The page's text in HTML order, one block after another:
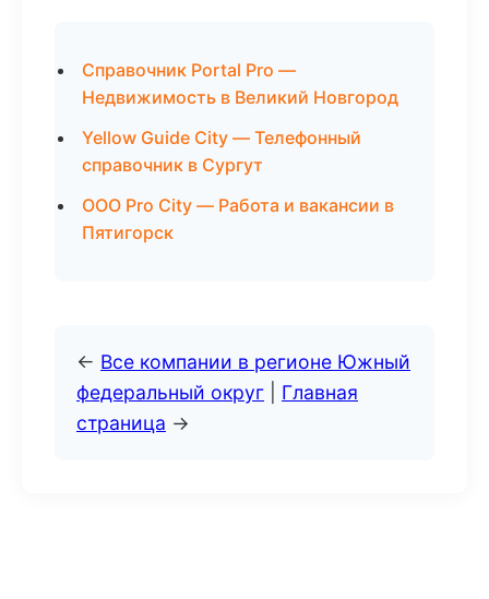
Справочник Portal Pro —
Недвижимость в Великий Новгород
Yellow Guide City — Телефонный
справочник в Сургут
ООО Pro City — Работа и вакансии в
Пятигорск
← Все компании в регионе Южный
федеральный округ
Главная
страница →